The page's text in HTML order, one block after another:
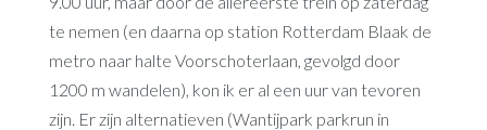
te nemen (en daarna op station Rotterdam Blaak de
metro naar halte Voorschoterlaan, gevolgd door
1200 m wandelen), kon ik er al een uur van tevoren
zijn. Er zijn alternatieven (Wantijpark parkrun in